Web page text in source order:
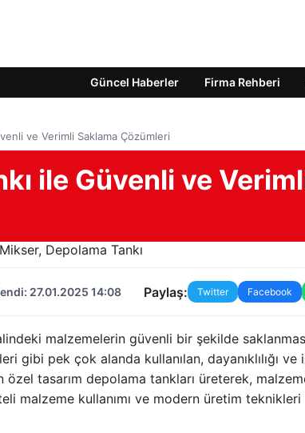
Güncel Haberler Firma Rehberi
ve Verimli Saklama Çözümleri
ile Güvenli ve
27.01.2025 14:08 Paylaş: Twitter Facebook
malzemelerin güvenli bir şekilde
gibi pek çok alanda kullanılan, dayanıklılığı
özel tasarım depolama tankları üreterek,
malzeme kullanımı ve modern üretim